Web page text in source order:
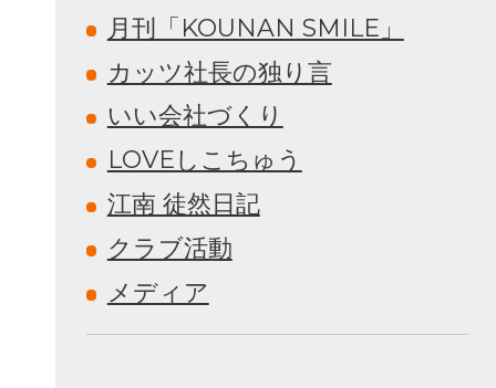
月刊「KOUNAN SMILE」
カッツ社長の独り言
いい会社づくり
LOVEしこちゅう
江南 徒然日記
クラブ活動
メディア